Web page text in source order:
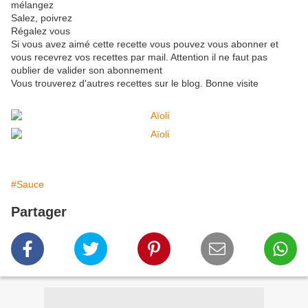
mélangez
Salez, poivrez
Régalez vous
Si vous avez aimé cette recette vous pouvez vous abonner et
vous recevrez vos recettes par mail. Attention il ne faut pas
oublier de valider son abonnement
Vous trouverez d'autres recettes sur le blog. Bonne visite
#Sauce
Partager